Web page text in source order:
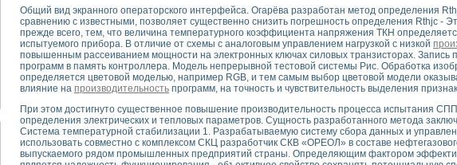
Nl SCXI для ультразвуковых контрольно-измерительных систем
сварных швов металлоконструкций
зрения в составе системы управления движением экраноплана
системы для лабораторных испытаний материалов методом акустической эмиссии
комплекс аппаратуры для определения тепловых и электрических характеристик и параметров
процессов ДВС в динамических режимах
систем передачи данных
для исследования АЧХ и ФЧХ активных фильтров
для исследования параметров двухполюсников резонансным методом
операционных усилителей с применением аппаратно-программных средств NATIONAL
Общий вид экранного операторского интерфейса. Огарёва разработан метод определения
сравнению с известными, позволяет существенно снизить погрешность определения Rthjc -
прежде всего, тем, что величина температурного коэффициента напряжения ТКН
испытуемого прибора. В отличие от схемы с аналоговым управлением нагрузкой с низкой
повышенным рассеиванием мощности на электронных ключах силовых транзисторах. Запись
программ в память контроллера. Модель непрерывной тестовой системы Рис. Обработка
определяется цветовой моделью, например RGB, и тем самым выбор цветовой модели
влияние на производительность программ, на точность и чувствительность выделения
При этом достигнуто существенное повышение производительность процесса испытания
определения электрических и тепловых параметров. Сущность разработанного метода
Система температурной стабилизации 1. Разрабатываемую систему сбора данных и
использовать совместно с комплексом СКЦ разработчик СКВ «ОРЕОЛ» в составе
выпускаемого рядом промышленных предприятий страны. Определяющим фактором